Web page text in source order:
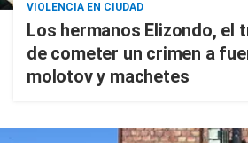
VIOLENCIA EN CIUDAD
Los hermanos Elizondo, el
de cometer un crimen a
molotov y machetes